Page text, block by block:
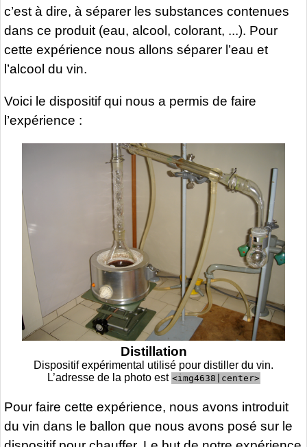
c’est à dire, à séparer les substances contenues
dans ce produit (eau, alcool, colorant, ...). Pour
cette expérience nous allons séparer l’eau et
l’alcool du vin.
Voici le dispositif qui nous a permis de faire
l’expérience :
Distillation
Dispositif expérimental utilisé pour distiller du vin.
L’adresse de la photo est <img4638|center>
Pour faire cette expérience, nous avons introduit
du vin dans le ballon que nous avons posé sur le